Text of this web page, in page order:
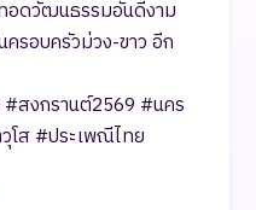
ดวัฒนธรรมอันดีงาม
รอบครัวม่วง-ขาว อีก
สงกรานต์2569 #นคร
โส #ประเพณีไทย